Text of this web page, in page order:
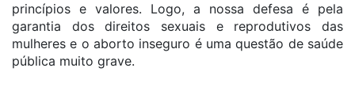
princípios e valores. Logo, a nossa defesa é pela
garantia dos direitos sexuais e reprodutivos das
mulheres e o aborto inseguro é uma questão de saúde
pública muito grave.